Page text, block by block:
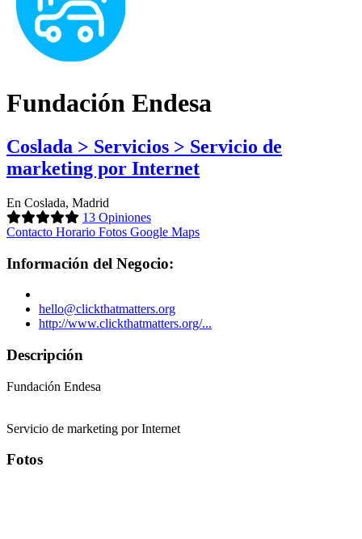
Fundación Endesa
Coslada > Servicios > Servicio de
marketing por Internet
En Coslada, Madrid
13 Opiniones
Contacto Horario Fotos Google Maps
Información del Negocio:
hello@clickthatmatters.org
http://www.clickthatmatters.org/...
Descripción
Fundación Endesa
Servicio de marketing por Internet
Fotos